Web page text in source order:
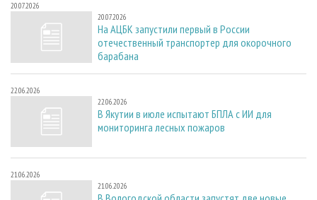
20.07.2026
20.07.2026
На АЦБК запустили первый в России
отечественный транспортер для окорочного
барабана
22.06.2026
22.06.2026
В Якутии в июле испытают БПЛА с ИИ для
мониторинга лесных пожаров
21.06.2026
21.06.2026